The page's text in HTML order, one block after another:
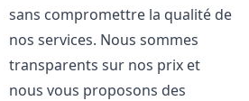
sans compromettre la qualité de
nos services. Nous sommes
transparents sur nos prix et
nous vous proposons des